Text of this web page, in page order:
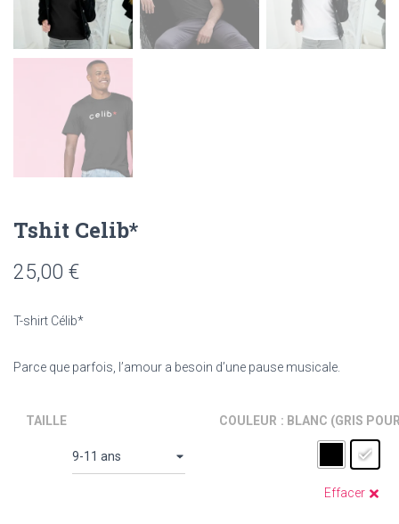
Tshit Celib*
25,00 €
T-shirt Célib*
Parce que parfois, l’amour a besoin d’une pause musicale.
TAILLE COULEUR : BLANC (GRIS
Effacer